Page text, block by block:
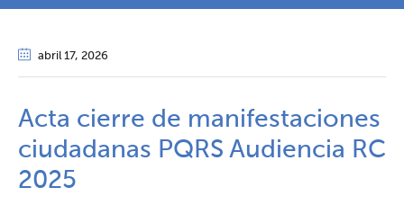
abril 17, 2026
Acta cierre de manifestaciones
ciudadanas PQRS Audiencia RC
2025